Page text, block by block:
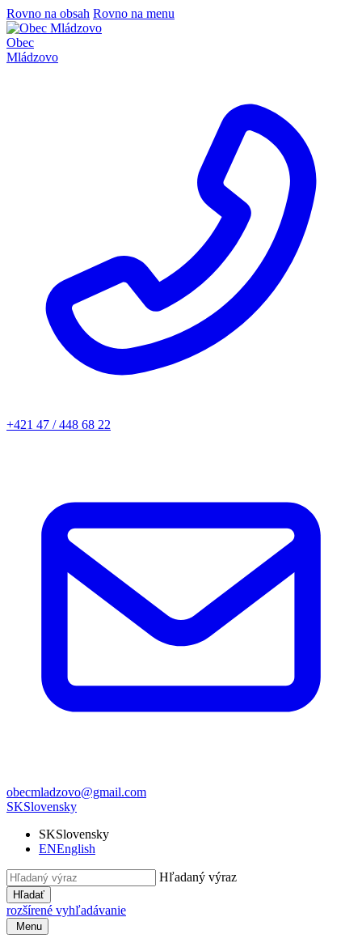
Rovno na obsah Rovno na menu
Obec
Mládzovo
+421 47 / 448 68 22
obecmladzovo@gmail.com
SKSlovensky
SKSlovensky
ENEnglish
Hľadaný výraz
Hľadať
rozšírené vyhľadávanie
Menu